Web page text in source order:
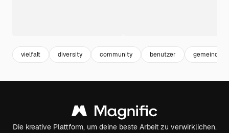
vielfalt diversity community benutzer gemeinde
Die kreative Plattform, um deine beste Arbeit zu verwirklichen.